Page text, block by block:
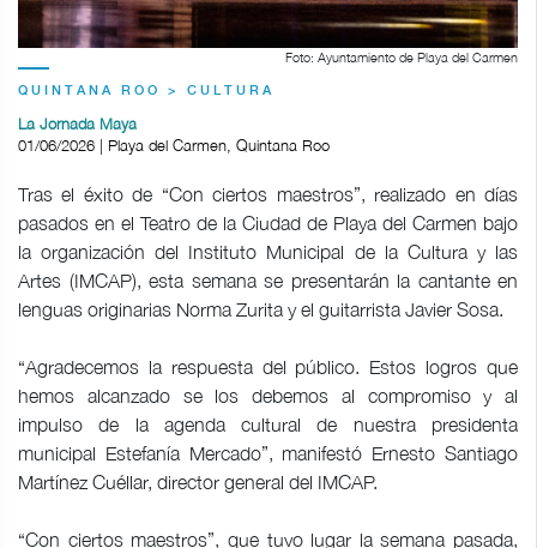
Foto: Ayuntamiento de Playa del Carmen
QUINTANA ROO > CULTURA
La Jornada Maya
01/06/2026 | Playa del Carmen, Quintana Roo
Tras el éxito de “Con ciertos maestros”, realizado en días
pasados en el Teatro de la Ciudad de Playa del Carmen bajo
la organización del Instituto Municipal de la Cultura y las
Artes (IMCAP), esta semana se presentarán la cantante en
lenguas originarias Norma Zurita y el guitarrista Javier Sosa.
“Agradecemos la respuesta del público. Estos logros que
hemos alcanzado se los debemos al compromiso y al
impulso de la agenda cultural de nuestra presidenta
municipal Estefanía Mercado”, manifestó Ernesto Santiago
Martínez Cuéllar, director general del IMCAP.
“Con ciertos maestros”, que tuvo lugar la semana pasada,